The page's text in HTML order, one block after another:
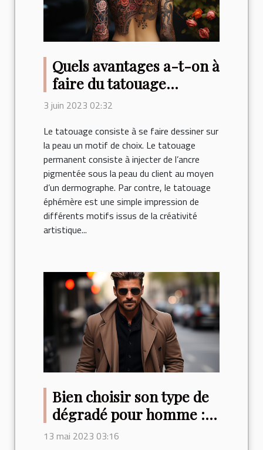
Quels avantages a-t-on à
faire du tatouage
éphémère ?
3 juin 2023 02:32
Le tatouage consiste à se faire dessiner sur
la peau un motif de choix. Le tatouage
permanent consiste à injecter de l’ancre
pigmentée sous la peau du client au moyen
d’un dermographe. Par contre, le tatouage
éphémère est une simple impression de
différents motifs issus de la créativité
artistique...
Bien choisir son type de
dégradé pour homme :
Conseils et idées de
13 mai 2023 03:16